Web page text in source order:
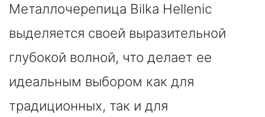
Металлочерепица Bilka Hellenic
выделяется своей выразительной
глубокой волной, что делает ее
идеальным выбором как для
традиционных, так и для